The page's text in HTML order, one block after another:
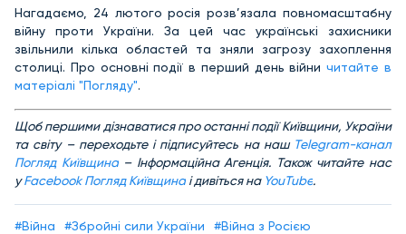
Нагадаємо, 24 лютого росія розв’язала повномасштабну
війну проти України. За цей час українські захисники
звільнили кілька областей та зняли загрозу захоплення
столиці. Про основні події в перший день війничитайте в
матеріалі "Погляду".
Щоб першими дізнаватися про останні події Київщини, України
та світу – переходьте і підписуйтесь на наш Telegram-канал
Погляд Київщина– Інформаційна Агенція. Також читайте нас
уFacebook Погляд Київщина і дивіться на YouTube.
#Війна #Збройні сили України #Війна з Росією